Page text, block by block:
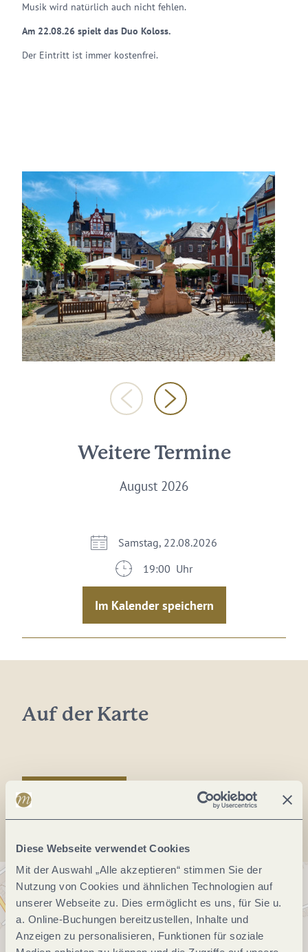
Diese Webseite verwendet Cookies
Mit der Auswahl „Alle akzeptieren“ stimmen Sie der
Nutzung von Cookies und ähnlichen Technologien auf
unserer Webseite zu. Dies ermöglicht es uns, für Sie u.
a. Online-Buchungen bereitzustellen, Inhalte und
Anzeigen zu personalisieren, Funktionen für soziale
Musik wird natürlich auch nicht fehlen.
Am 22.08.26 spielt das Duo Koloss.
Der Eintritt ist immer kostenfrei.
Weitere Termine
August 2026
Samstag, 22.08.2026
19:00 Uhr
Im Kalender speichern
Auf der Karte